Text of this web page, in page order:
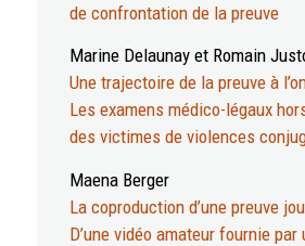
de confrontation de la preuve
Marine Delaunay et Romain
Une trajectoire de la preuve à
Les examens médico-légaux
des victimes de violences
Maena Berger
La coproduction d’une preuve
D’une vidéo amateur fournie